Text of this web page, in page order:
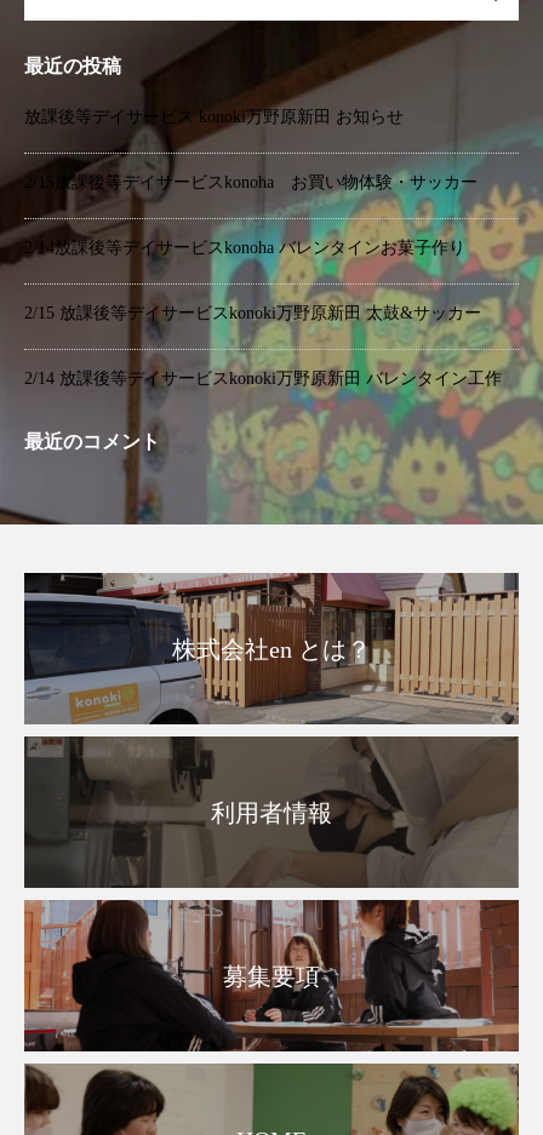
最近の投稿
放課後等デイサービス konoki万野原新田 お知らせ
2/15放課後等デイサービスkonoha お買い物体験・サッカー
2/14放課後等デイサービスkonoha バレンタインお菓子作り
2/15 放課後等デイサービスkonoki万野原新田 太鼓&サッカー
2/14 放課後等デイサービスkonoki万野原新田 バレンタイン工作
最近のコメント
株式会社en とは？
利用者情報
募集要項